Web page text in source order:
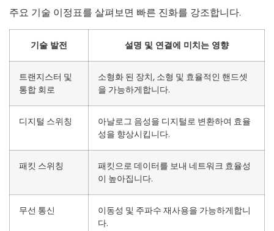
주요 기술 이정표를 살펴보면 빠른 진화를 강조합니다.
기술 발전 설명 및 연결에 미치는 영향
트랜지스터 및
통합 회로
소형화 된 장치, 소형 및 효율적인 핸드셋
을 가능하게합니다.
디지털 스위칭
아날로그 음성을 디지털로 변환하여 효율
성을 향상시킵니다.
패킷 스위칭
패킷으로 데이터를 보내 네트워크 효율성
이 높아집니다.
무선 통신
이동성 및 주파수 재사용을 가능하게합니
다.